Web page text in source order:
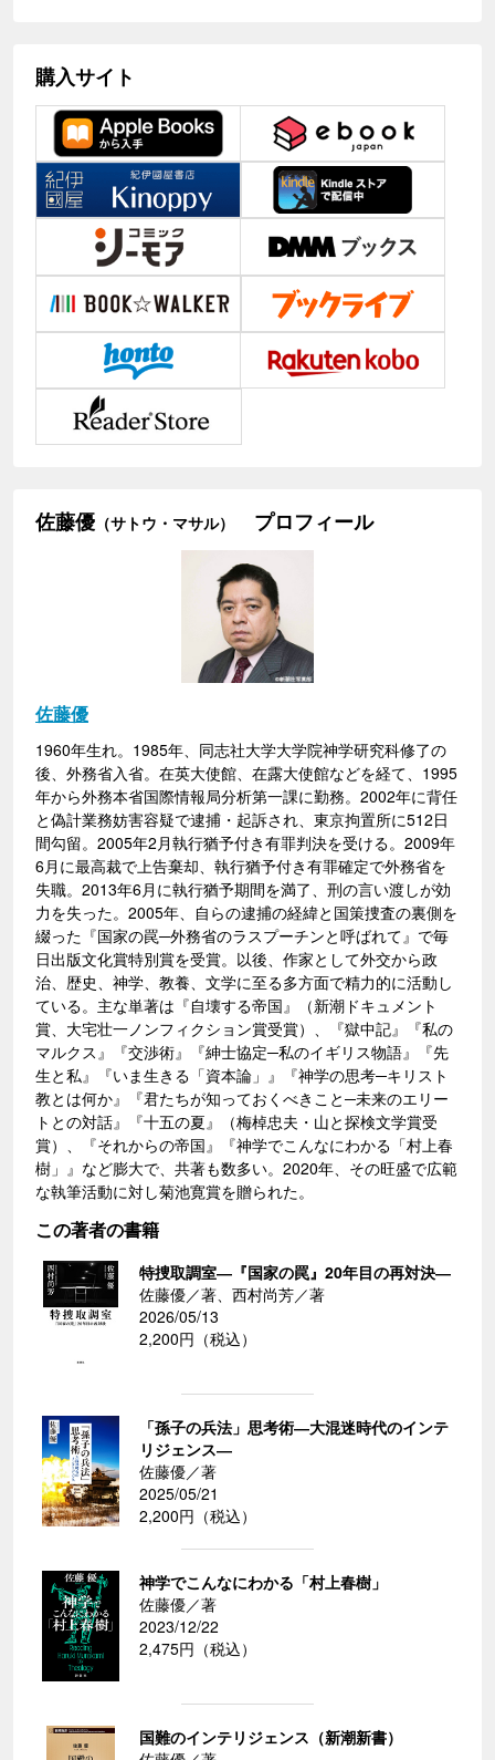
購入サイト
佐藤優 （サトウ・マサル） プロフィール
佐藤優
1960年生れ。1985年、同志社大学大学院神学研究科修了の
後、外務省入省。在英大使館、在露大使館などを経て、1995
年から外務本省国際情報局分析第一課に勤務。2002年に背任
と偽計業務妨害容疑で逮捕・起訴され、東京拘置所に512日
間勾留。2005年2月執行猶予付き有罪判決を受ける。2009年
6月に最高裁で上告棄却、執行猶予付き有罪確定で外務省を
失職。2013年6月に執行猶予期間を満了、刑の言い渡しが効
力を失った。2005年、自らの逮捕の経緯と国策捜査の裏側を
綴った『国家の罠─外務省のラスプーチンと呼ばれて』で毎
日出版文化賞特別賞を受賞。以後、作家として外交から政
治、歴史、神学、教養、文学に至る多方面で精力的に活動し
ている。主な単著は『自壊する帝国』（新潮ドキュメント
賞、大宅壮一ノンフィクション賞受賞）、『獄中記』『私の
マルクス』『交渉術』『紳士協定─私のイギリス物語』『先
生と私』『いま生きる「資本論」』『神学の思考─キリスト
教とは何か』『君たちが知っておくべきこと─未来のエリー
トとの対話』『十五の夏』（梅棹忠夫・山と探検文学賞受
賞）、『それからの帝国』『神学でこんなにわかる「村上春
樹」』など膨大で、共著も数多い。2020年、その旺盛で広範
な執筆活動に対し菊池寛賞を贈られた。
この著者の書籍
特捜取調室―『国家の罠』20年目の再対決―
佐藤優／著、西村尚芳／著
2026/05/13
2,200円（税込）
「孫子の兵法」思考術―大混迷時代のインテ
リジェンス―
佐藤優／著
2025/05/21
2,200円（税込）
神学でこんなにわかる「村上春樹」
佐藤優／著
2023/12/22
2,475円（税込）
国難のインテリジェンス（新潮新書）